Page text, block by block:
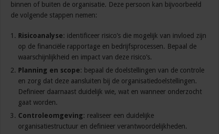
binnen of buiten de organisatie. Deze persoon kan bijvoorbeeld
de volgende stappen nemen:
Risicoanalyse: identificeer risico’s die mogelijk van invloed zijn
op de financiële rapportage en bedrijfsprocessen. Bepaal de
waarschijnlijkheid en impact van deze risico’s.
Planning en scope: bepaal de doelstellingen van de controle
en zorg dat deze aansluiten bij de organisatiedoelstellingen.
Definieer daarnaast duidelijk wie, wat en wanneer onderzocht
gaat worden.
Controleomgeving: realiseer een duidelijke
organisatiestructuur en definieer verantwoordelijkheden.